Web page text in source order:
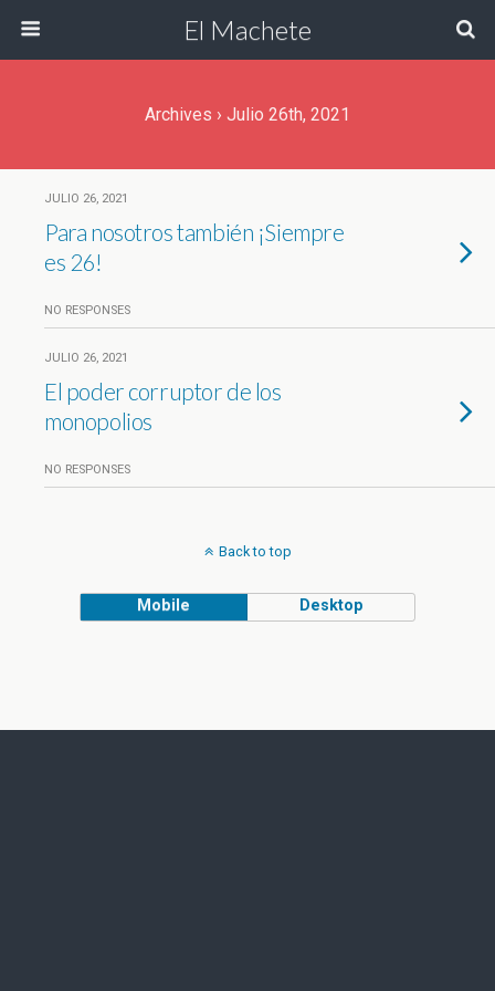
El Machete
Archives › Julio 26th, 2021
JULIO 26, 2021
Para nosotros también ¡Siempre
es 26!
NO RESPONSES
JULIO 26, 2021
El poder corruptor de los
monopolios
NO RESPONSES
Back to top
Mobile Desktop